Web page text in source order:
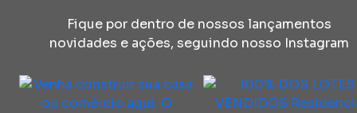
Fique por dentro de nossos lançamentos
novidades e ações, seguindo nosso Instagram